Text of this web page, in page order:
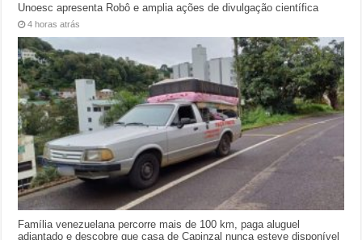
Unoesc apresenta Robô e amplia ações de divulgação científica
4 horas atrás
Família venezuelana percorre mais de 100 km, paga aluguel
adiantado e descobre que casa de Capinzal nunca esteve disponível